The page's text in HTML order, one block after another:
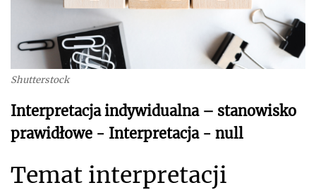
Shutterstock
Interpretacja indywidualna – stanowisko
prawidłowe - Interpretacja - null
Temat interpretacji